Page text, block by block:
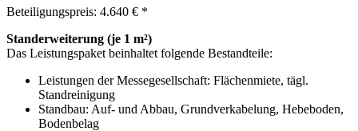
Beteiligungspreis: 4.640 € *
Standerweiterung (je 1 m²)
Das Leistungspaket beinhaltet folgende Bestandteile:
Leistungen der Messegesellschaft: Flächenmiete, tägl.
Standreinigung
Standbau: Auf- und Abbau, Grundverkabelung, Hebeboden,
Bodenbelag